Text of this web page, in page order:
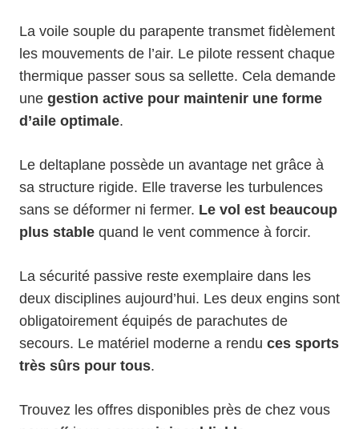
La voile souple du parapente transmet fidèlement
les mouvements de l’air. Le pilote ressent chaque
thermique passer sous sa sellette. Cela demande
une gestion active pour maintenir une forme
d’aile optimale.
Le deltaplane possède un avantage net grâce à
sa structure rigide. Elle traverse les turbulences
sans se déformer ni fermer. Le vol est beaucoup
plus stable quand le vent commence à forcir.
La sécurité passive reste exemplaire dans les
deux disciplines aujourd’hui. Les deux engins sont
obligatoirement équipés de parachutes de
secours. Le matériel moderne a rendu ces sports
très sûrs pour tous.
Trouvez les offres disponibles près de chez vous